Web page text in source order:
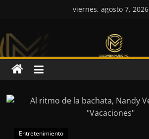
viernes, agosto 7, 2026
Colombia
Music
Inc
Entretenimiento